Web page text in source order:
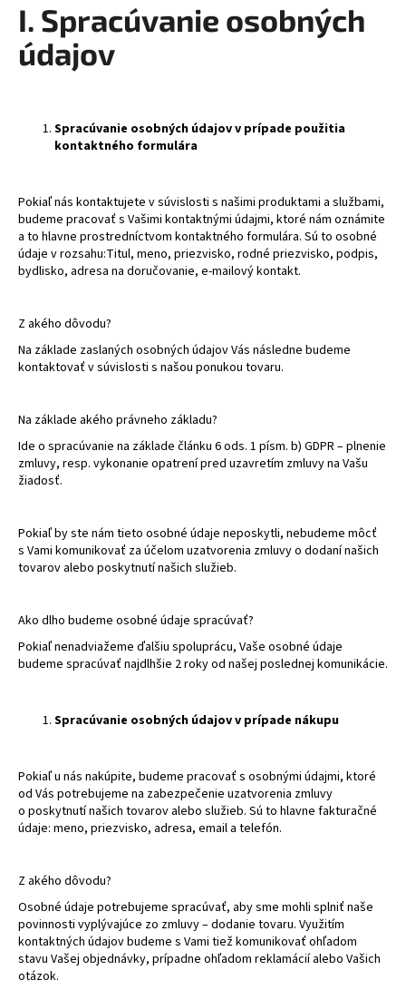
I. Spracúvanie osobných
údajov
Spracúvanie osobných údajov v prípade použitia
kontaktného formulára
Pokiaľ nás kontaktujete v súvislosti s našimi produktami a službami,
budeme pracovať s Vašimi kontaktnými údajmi, ktoré nám oznámite
a to hlavne prostredníctvom kontaktného formulára. Sú to osobné
údaje v rozsahu:Titul, meno, priezvisko, rodné priezvisko, podpis,
bydlisko, adresa na doručovanie, e-mailový kontakt.
Z akého dôvodu?
Na základe zaslaných osobných údajov Vás následne budeme
kontaktovať v súvislosti s našou ponukou tovaru.
Na základe akého právneho základu?
Ide o spracúvanie na základe článku 6 ods. 1 písm. b) GDPR – plnenie
zmluvy, resp. vykonanie opatrení pred uzavretím zmluvy na Vašu
žiadosť.
Pokiaľ by ste nám tieto osobné údaje neposkytli, nebudeme môcť
s Vami komunikovať za účelom uzatvorenia zmluvy o dodaní našich
tovarov alebo poskytnutí našich služieb.
Ako dlho budeme osobné údaje spracúvať?
Pokiaľ nenadviažeme ďalšiu spoluprácu, Vaše osobné údaje
budeme spracúvať najdlhšie 2 roky od našej poslednej komunikácie.
Spracúvanie osobných údajov v prípade nákupu
Pokiaľ u nás nakúpite, budeme pracovať s osobnými údajmi, ktoré
od Vás potrebujeme na zabezpečenie uzatvorenia zmluvy
o poskytnutí našich tovarov alebo služieb. Sú to hlavne fakturačné
údaje: meno, priezvisko, adresa, email a telefón.
Z akého dôvodu?
Osobné údaje potrebujeme spracúvať, aby sme mohli splniť naše
povinnosti vyplývajúce zo zmluvy – dodanie tovaru. Využitím
kontaktných údajov budeme s Vami tiež komunikovať ohľadom
stavu Vašej objednávky, prípadne ohľadom reklamácií alebo Vašich
otázok.
o
r
ú
č
a
e